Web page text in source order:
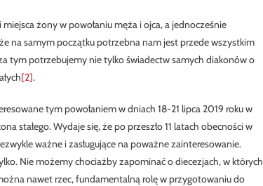
żony w powołaniu męża i ojca, a jednocześnie
na samym początku potrzebna nam jest przede wszystkim
tym potrzebujemy nie tylko świadectw samych diakonów o
[2].
tym powołaniem w dniach 18-21 lipca 2019 roku w
stałego. Wydaje się, że po przeszło 11 latach obecności w
ważne i zasługujące na poważne zainteresowanie.
Nie możemy chociażby zapominać o diecezjach, w których
nawet rzec, fundamentalną rolę w przygotowaniu do